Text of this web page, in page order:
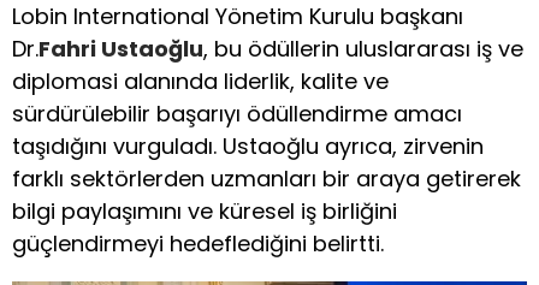
Lobin International Yönetim Kurulu başkanı
Dr.Fahri Ustaoğlu, bu ödüllerin uluslararası iş ve
diplomasi alanında liderlik, kalite ve
sürdürülebilir başarıyı ödüllendirme amacı
taşıdığını vurguladı. Ustaoğlu ayrıca, zirvenin
farklı sektörlerden uzmanları bir araya getirerek
bilgi paylaşımını ve küresel iş birliğini
güçlendirmeyi hedeflediğini belirtti.